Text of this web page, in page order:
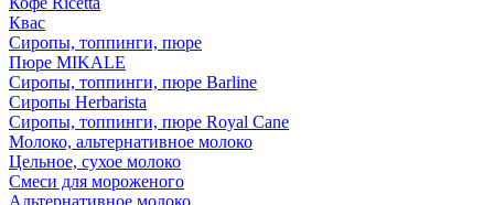
Квас
Сиропы, топпинги, пюре
Пюре MIKALE
Сиропы, топпинги, пюре Barline
Сиропы Herbarista
Сиропы, топпинги, пюре Royal Cane
Молоко, альтернативное молоко
Цельное, сухое молоко
Смеси для мороженого
Альтернативное молоко